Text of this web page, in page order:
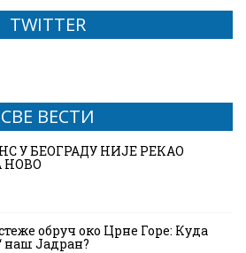
TWITTER
СВЕ ВЕСТИ
У БЕОГРАДУ НИЈЕ РЕКАО
НОВО
обруч око Црне Горе: Куда
наш Јадран?